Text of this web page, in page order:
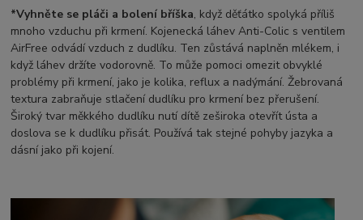
*Vyhněte se pláči a bolení bříška, když děťátko spolyká příliš
mnoho vzduchu při krmení. Kojenecká láhev Anti-Colic s ventilem
AirFree odvádí vzduch z dudlíku. Ten zůstává naplněn mlékem, i
když láhev držíte vodorovně. To může pomoci omezit obvyklé
problémy při krmení, jako je kolika, reflux a nadýmání. Žebrovaná
textura zabraňuje stlačení dudlíku pro krmení bez přerušení.
Široký tvar měkkého dudlíku nutí dítě zeširoka otevřít ústa a
doslova se k dudlíku přisát. Používá tak stejné pohyby jazyka a
dásní jako při kojení.